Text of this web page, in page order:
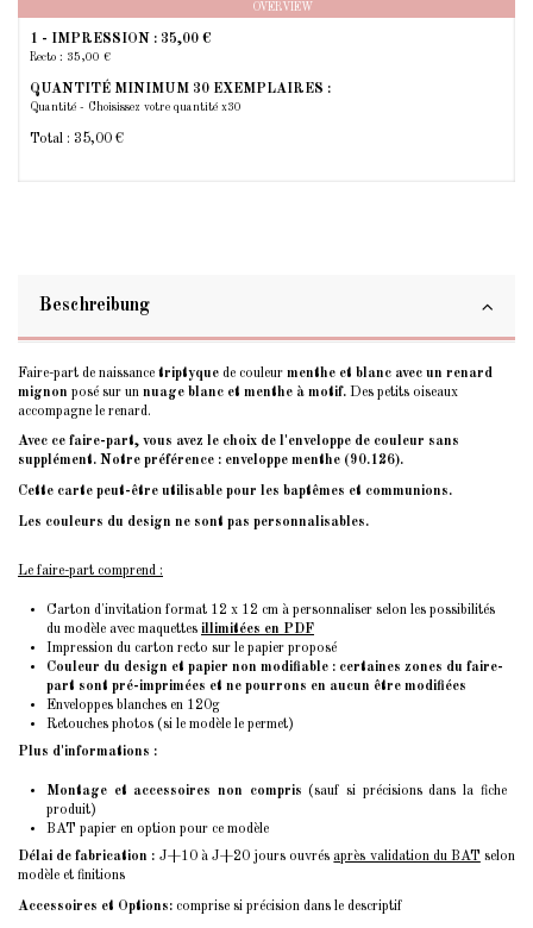
OVERVIEW
1 - IMPRESSION : 35,00 €
Recto : 35,00 €
QUANTITÉ MINIMUM 30 EXEMPLAIRES :
Quantité - Choisissez votre quantité x30
Total : 35,00 €
Beschreibung
Faire-part de naissance triptyque de couleur menthe et blanc avec un renard
mignon posé sur un nuage blanc et menthe à motif. Des petits oiseaux
accompagne le renard.
Avec ce faire-part, vous avez le choix de l'enveloppe de couleur sans
supplément. Notre préférence : enveloppe menthe (90.126).
Cette carte peut-être utilisable pour les baptêmes et communions.
Les couleurs du design ne sont pas personnalisables.
Le faire-part comprend :
Carton d'invitation format 12 x 12 cm à personnaliser selon les possibilités
du modèle avec maquettes illimitées en PDF
Impression du carton recto sur le papier proposé
Couleur du design et papier non modifiable : certaines zones du faire-
part sont pré-imprimées et ne pourrons en aucun être modifiées
Enveloppes blanches en 120g
Retouches photos (si le modèle le permet)
Plus d'informations :
Montage et accessoires non compris (sauf si précisions dans la fiche
produit)
BAT papier en option pour ce modèle
Délai de fabrication : J+10 à J+20 jours ouvrés après validation du BAT selon
modèle et finitions
Accessoires et Options: comprise si précision dans le descriptif